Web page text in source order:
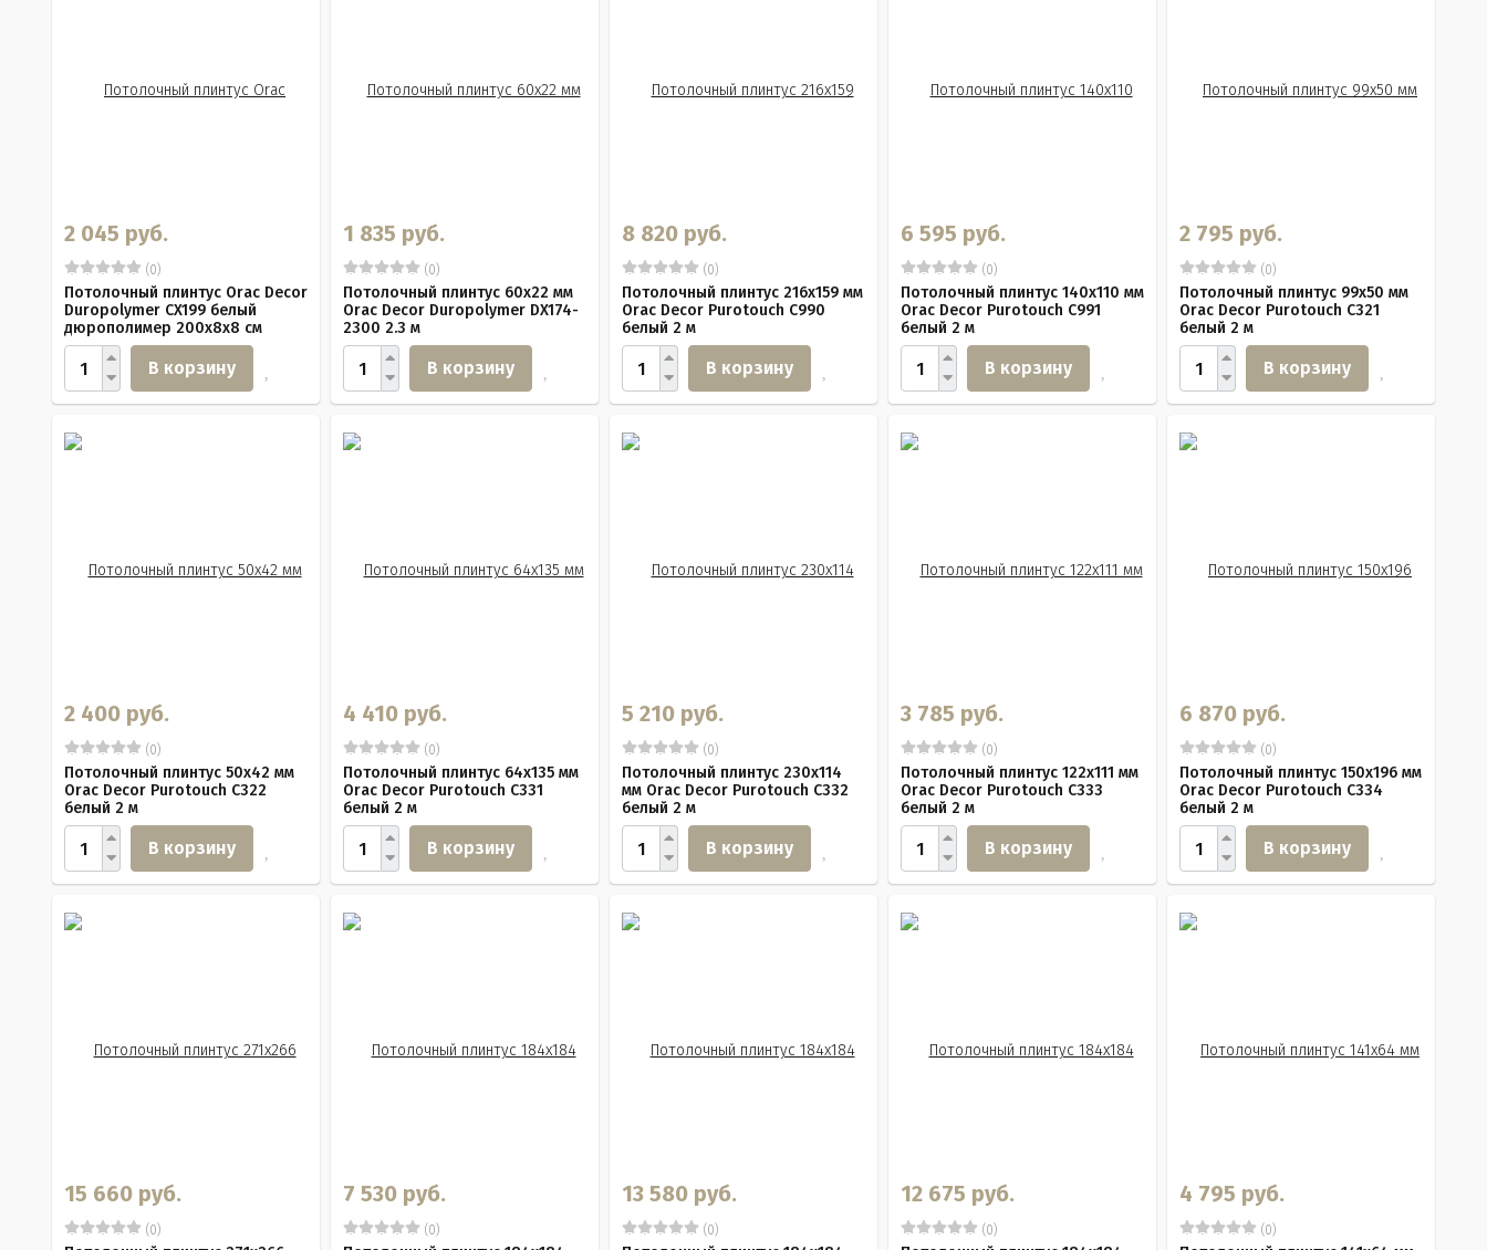
2 045 руб.
(0)
Потолочный плинтус Orac Decor
Duropolymer CX199 белый
дюрополимер 200x8x8 см
В корзину
1 835 руб.
(0)
Потолочный плинтус 60х22 мм
Orac Decor Duropolymer DX174-
2300 2.3 м
В корзину
8 820 руб.
(0)
Потолочный плинтус 216х159 мм
Orac Decor Purotouch C990
белый 2 м
В корзину
6 595 руб.
(0)
Потолочный плинтус 140х110 мм
Orac Decor Purotouch C991
белый 2 м
В корзину
2 795 руб.
(0)
Потолочный плинтус 99х50 мм
Orac Decor Purotouch C321
белый 2 м
В корзину
2 400 руб.
(0)
Потолочный плинтус 50х42 мм
Orac Decor Purotouch C322
белый 2 м
В корзину
4 410 руб.
(0)
Потолочный плинтус 64х135 мм
Orac Decor Purotouch C331
белый 2 м
В корзину
5 210 руб.
(0)
Потолочный плинтус 230х114
мм Orac Decor Purotouch C332
белый 2 м
В корзину
3 785 руб.
(0)
Потолочный плинтус 122х111 мм
Orac Decor Purotouch C333
белый 2 м
В корзину
6 870 руб.
(0)
Потолочный плинтус 150х196 мм
Orac Decor Purotouch C334
белый 2 м
В корзину
15 660 руб.
(0)
7 530 руб.
(0)
13 580 руб.
(0)
12 675 руб.
(0)
4 795 руб.
(0)